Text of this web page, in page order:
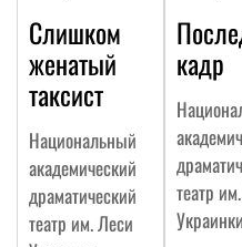
Слишком
женатый
таксист
Национальный
академический
драматический
театр им. Леси
кадр
театр
Украинки